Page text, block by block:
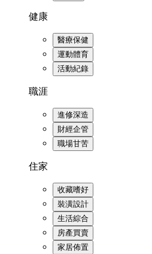
健康
醫療保健
運動體育
活動紀錄
職涯
進修深造
財經企管
職場甘苦
住家
收藏嗜好
裝潢設計
生活綜合
房產買賣
家居佈置